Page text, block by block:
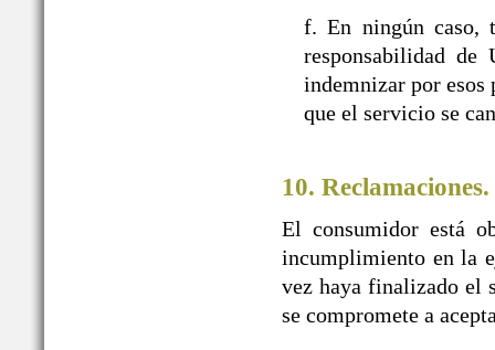
f. En ningún caso,
responsabilidad de
indemnizar por esos
que el servicio se
10. Reclamaciones.
El consumidor está
incumplimiento en la
vez haya finalizado el
se compromete a